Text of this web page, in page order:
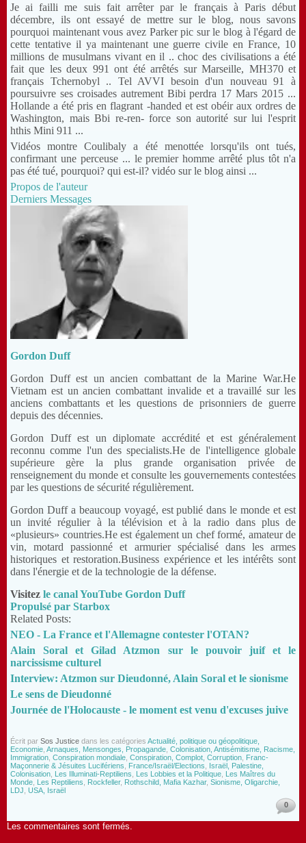
Je ai failli me suis fait arrêter par le français à Paris début
décembre, ils ont essayé de mettre sur le blog, nous savons
pourquoi maintenant vous avez Parker pic sur le blog à l'égard de
cette tentative il ya maintenant une guerre civile en France, 10
millions de musulmans vivant en il .. choc des civilisations a été
fait que les deux 991 ont été arrêtés sur Marseille, MH370 et
français Tchernobyl .. Tel AVVI besoin d'un nouveau 91 à
poursuivre ses croisades autrement Bibi perdra 17 Mars 2015 ...
Hollande a été pris en flagrant -handed et est obéir aux ordres de
Washington, mais Bbi re-ren- force son autorité sur lui l'esprit
hthis Mini 911 ...
Vidéos montre Coulibaly a été menottée lorsqu'ils ont tués,
confirmant une perceuse ... le premier homme arrêté plus tôt n'a
pas été tué, pourquoi? qui est-il? vidéo sur le blog ainsi ...
Propos de l'auteur
Derniers Messages
Gordon Duff
Gordon Duff est un ancien combattant de la Marine War.He
Vietnam est un ancien combattant invalide et a travaillé sur les
anciens combattants et les questions de prisonniers de guerre
depuis des décennies.
Gordon Duff est un diplomate accrédité et est généralement
reconnu comme l'un des specialists.He de l'intelligence globale
supérieure gère la plus grande organisation privée de
renseignement du monde et consulte les gouvernements contestées
par les questions de sécurité régulièrement.
Gordon Duff a beaucoup voyagé, est publié dans le monde et est
un invité régulier à la télévision et à la radio dans plus de
«plusieurs» countries.He est également un chef formé, amateur de
vin, motard passionné et armurier spécialisé dans les armes
historiques et restoration.Business expérience et les intérêts sont
dans l'énergie et de la technologie de la défense.
Visitez le canal YouTube Gordon Duff
Propulsé par Starbox
Related Posts:
NEO - La France et l'Allemagne contester l'OTAN?
Alain Soral et Gilad Atzmon sur le pouvoir juif et le
narcissisme culturel
Interview: Atzmon sur Dieudonné, Alain Soral et le sionisme
Le sens de Dieudonné
Journée de l'Holocauste - le moment est venu d'excuses juive
Écrit par Sos Justice dans les catégories Actualité, politique ou géopolitique,
Economie Arnaques, Mensonges, Propagande Colonisation, Antisémitisme, Racisme,
Immigration Conspiration mondiale Conspiration, Complot, Corruption Franc-
Maçonnerie & Jésuites Lucifériens
France/Israël/Elections
Israël, Palestine,
Colonisation Les Illuminati-Reptiliens Les Lobbies et la Politique Les Maîtres du
Monde Les Reptiliens Rockfeller, Rothschild, Mafia Kazhar, Sionisme, Oligarchie,
LDJ USA, Israël
0
Les commentaires sont fermés.